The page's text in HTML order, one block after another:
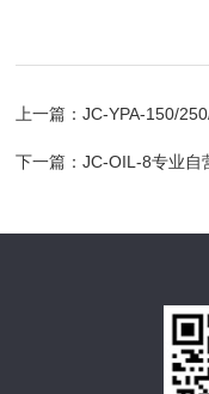
上一篇：JC-YPA-150/
下一篇：JC-OIL-8专业自